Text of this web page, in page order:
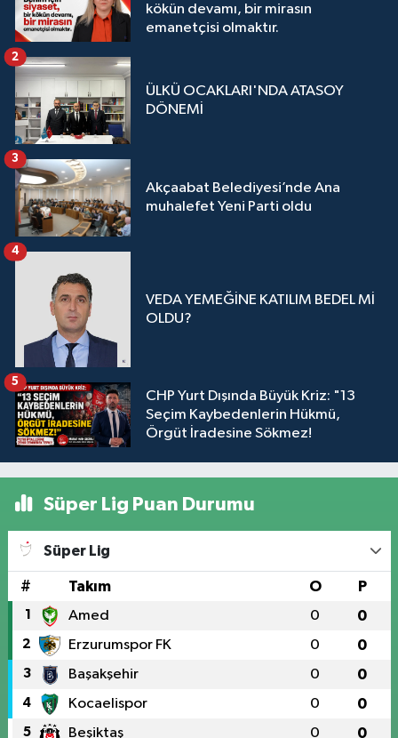
kökün devamı, bir mirasın
emanetçisi olmaktır.
ÜLKÜ OCAKLARI'NDA ATASOY
DÖNEMİ
2
Akçaabat Belediyesi’nde Ana
muhalefet Yeni Parti oldu
3
VEDA YEMEĞİNE KATILIM BEDEL Mİ
OLDU?
4
CHP Yurt Dışında Büyük Kriz: "13
Seçim Kaybedenlerin Hükmü,
Örgüt İradesine Sökmez!
5
Süper Lig Puan Durumu
Süper Lig
# Takım O P
1 Amed 0 0
2 Erzurumspor FK 0 0
3 Başakşehir 0 0
4 Kocaelispor 0 0
5 Beşiktaş 0 0